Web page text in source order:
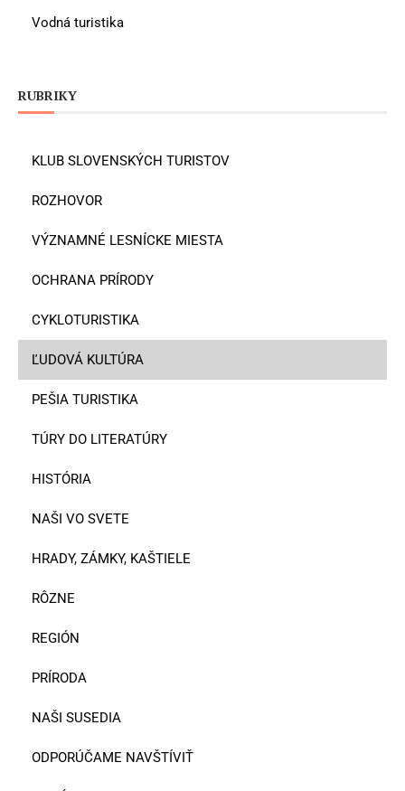
Vodná turistika
RUBRIKY
KLUB SLOVENSKÝCH TURISTOV
ROZHOVOR
VÝZNAMNÉ LESNÍCKE MIESTA
OCHRANA PRÍRODY
CYKLOTURISTIKA
ĽUDOVÁ KULTÚRA
PEŠIA TURISTIKA
TÚRY DO LITERATÚRY
HISTÓRIA
NAŠI VO SVETE
HRADY, ZÁMKY, KAŠTIELE
RÔZNE
REGIÓN
PRÍRODA
NAŠI SUSEDIA
ODPORÚČAME NAVŠTÍVIŤ